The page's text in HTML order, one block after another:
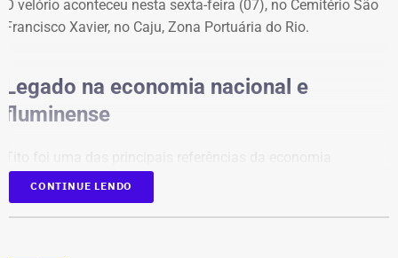
declarado para quase R$ 300 mil em patrimônio.
O velório aconteceu nesta sexta-feira (07), no Cemitério São
Francisco Xavier, no Caju, Zona Portuária do Rio.
Legado na economia nacional e
fluminense
brasileira, com atuação de destaque na formulação de
políticas de desenvolvimento econômico para o estado do
Rio. Nos últimos anos, ele atuava como gerente de Políticas
CONTINUE LENDO